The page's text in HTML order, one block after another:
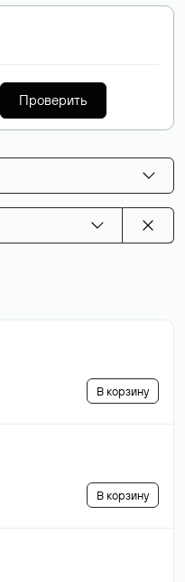
Проверить
В корзину
В корзину